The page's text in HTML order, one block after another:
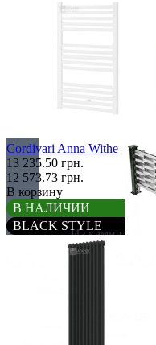
Retro стиль
Из камня
Cordivari Anna Withe
13 235.50 грн.
12 573.73 грн.
В корзину
В НАЛИЧИИ
BLACK STYLE